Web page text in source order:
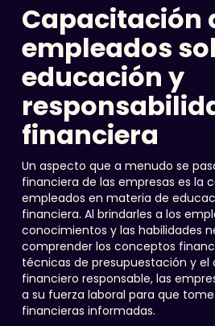
Capacitación
empleados
educación y
financiera
Un aspecto que a menudo se
financiera de las empresas es la
empleados en materia de
financiera. Al brindarles a los
conocimientos y las habilidades
comprender los conceptos
técnicas de presupuestación y
financiero responsable, las
a su fuerza laboral para que
financieras informadas.